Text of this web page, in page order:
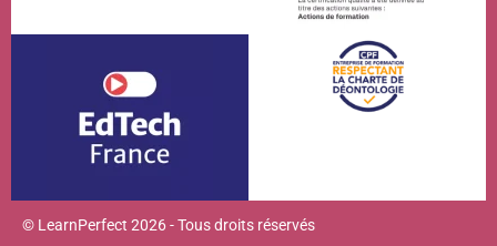
© LearnPerfect 2026 - Tous droits réservés